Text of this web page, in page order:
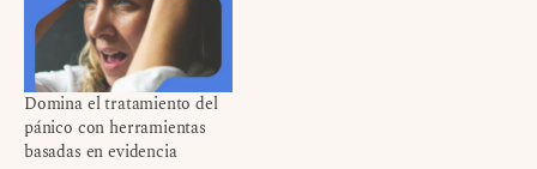
Domina el tratamiento del
pánico con herramientas
basadas en evidencia